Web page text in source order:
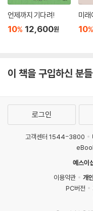
언제까지 기다려!
10% 12,600원
미래
10%
이 책을 구입하신 분
로그인
고객센터 1544-3800
예스이
이용약관
개
PC버전